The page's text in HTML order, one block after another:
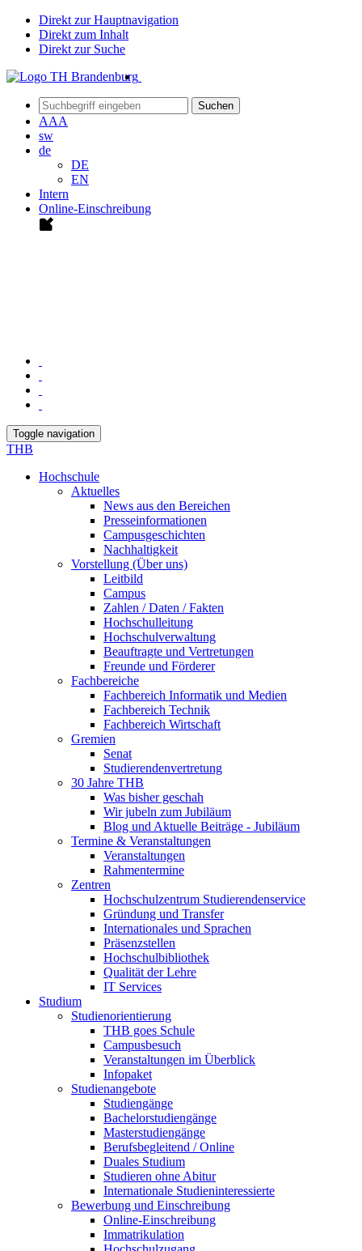
Direkt zur Hauptnavigation
Direkt zum Inhalt
Direkt zur Suche
Suchen
AAA
sw
de
DE
EN
Intern
Online-Einschreibung
Toggle navigation
THB
Hochschule
Aktuelles
News aus den Bereichen
Presseinformationen
Campusgeschichten
Nachhaltigkeit
Vorstellung (Über uns)
Leitbild
Campus
Zahlen / Daten / Fakten
Hochschulleitung
Hochschulverwaltung
Beauftragte und Vertretungen
Freunde und Förderer
Fachbereiche
Fachbereich Informatik und Medien
Fachbereich Technik
Fachbereich Wirtschaft
Gremien
Senat
Studierendenvertretung
30 Jahre THB
Was bisher geschah
Wir jubeln zum Jubiläum
Blog und Aktuelle Beiträge - Jubiläum
Termine & Veranstaltungen
Veranstaltungen
Rahmentermine
Zentren
Hochschulzentrum Studierendenservice
Gründung und Transfer
Internationales und Sprachen
Präsenzstellen
Hochschulbibliothek
Qualität der Lehre
IT Services
Studium
Studienorientierung
THB goes Schule
Campusbesuch
Veranstaltungen im Überblick
Infopaket
Studienangebote
Studiengänge
Bachelorstudiengänge
Masterstudiengänge
Berufsbegleitend / Online
Duales Studium
Studieren ohne Abitur
Internationale Studieninteressierte
Bewerbung und Einschreibung
Online-Einschreibung
Immatrikulation